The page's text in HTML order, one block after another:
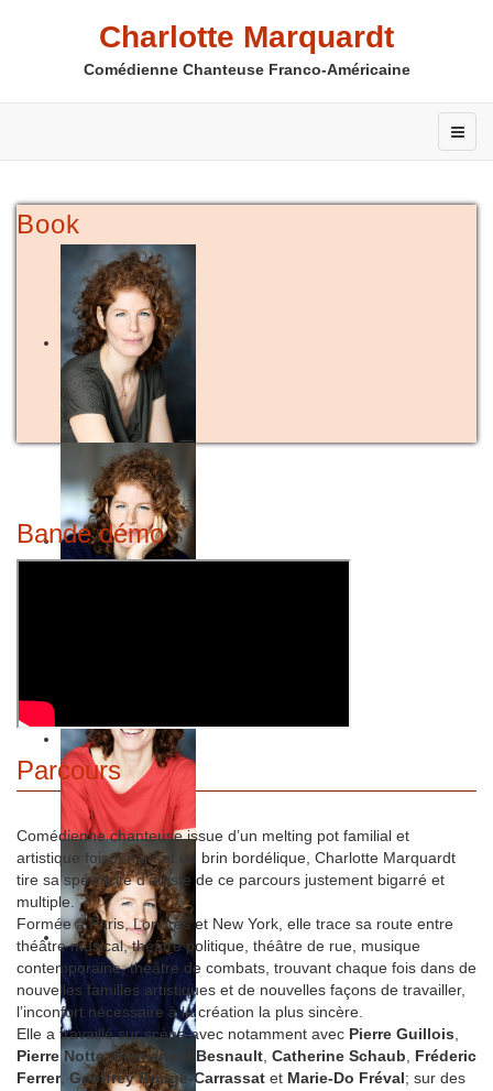
Charlotte Marquardt
Comédienne Chanteuse Franco-Américaine
Book
Bande démo
Parcours
Comédienne chanteuse issue d’un melting pot familial et
artistique foisonnant et un brin bordélique, Charlotte Marquardt
tire sa spécificité d’artiste de ce parcours justement bigarré et
multiple.
Formée à Paris, Londres et New York, elle trace sa route entre
théâtre musical, théâtre politique, théâtre de rue, musique
contemporaine, théâtre de combats, trouvant chaque fois dans de
nouvelles familles artistiques et de nouvelles façons de travailler,
l’inconfort nécessaire à la création la plus sincère.
Elle a travaillé sur scène avec notamment avec Pierre Guillois
Pierre Notte,Emmanuel Besnault Catherine Schaub
Fréderic
Ferrer Geoffrey Rouge-Carrassat et Marie-Do Fréval; sur des